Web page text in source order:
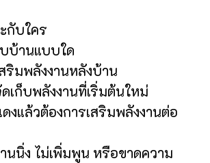
ะกับใคร
บบ้านแบบใด
ริมพลังงานหลังบ้าน
เก็บพลังงานที่เริ่มต้นใหม่
งแล้วต้องการเสริมพลังงานต่อ
นนิ่ง ไม่เพิ่มพูน หรือขาดความ